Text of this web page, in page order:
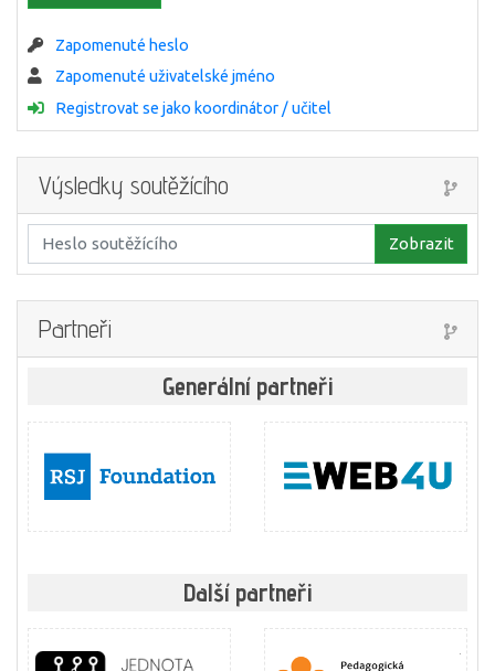
Zapomenuté heslo
Zapomenuté uživatelské jméno
Registrovat se jako koordinátor / učitel
Výsledky soutěžícího
Zobrazit
Partneři
Generální partneři
Další partneři